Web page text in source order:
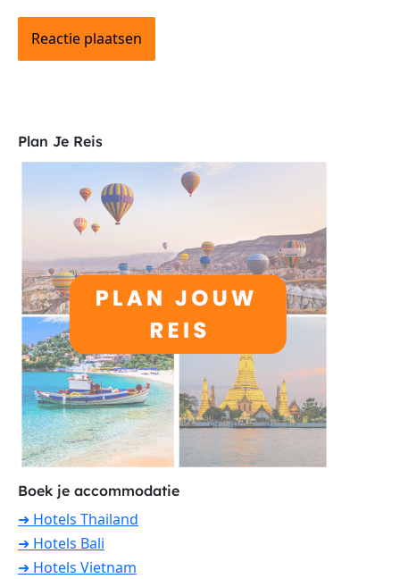
Plan Je Reis
Boek je accommodatie
➜ Hotels Thailand
➜ Hotels Bali
➜ Hotels Vietnam